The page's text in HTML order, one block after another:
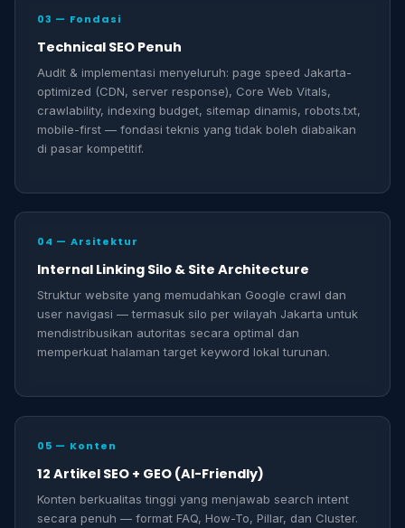
03 — Fondasi
Technical SEO Penuh
Audit & implementasi menyeluruh: page speed Jakarta-
optimized (CDN, server response), Core Web Vitals,
crawlability, indexing budget, sitemap dinamis, robots.txt,
mobile-first — fondasi teknis yang tidak boleh diabaikan
di pasar kompetitif.
04 — Arsitektur
Internal Linking Silo & Site Architecture
Struktur website yang memudahkan Google crawl dan
user navigasi — termasuk silo per wilayah Jakarta untuk
mendistribusikan autoritas secara optimal dan
memperkuat halaman target keyword lokal turunan.
05 — Konten
12 Artikel SEO + GEO (AI-Friendly)
Konten berkualitas tinggi yang menjawab search intent
secara penuh — format FAQ, How-To, Pillar, dan Cluster.